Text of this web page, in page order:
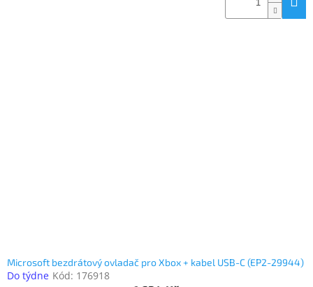
Microsoft bezdrátový ovladač pro Xbox + kabel USB-C (EP2-29944)
Do týdne Kód: 176918